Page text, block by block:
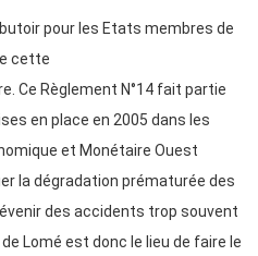
pour les Etats membres de
cette
Ce Règlement N°14 fait partie
en place en 2005 dans les
et Monétaire Ouest
la dégradation prématurée des
des accidents trop souvent
Lomé est donc le lieu de faire le